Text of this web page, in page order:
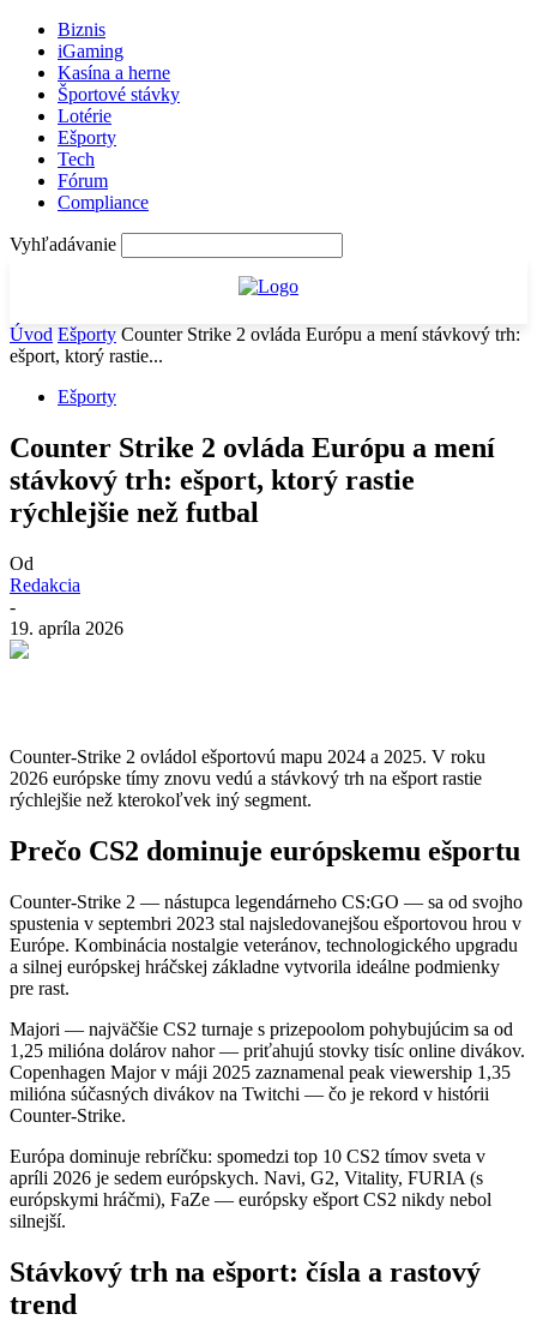
Biznis
iGaming
Kasína a herne
Športové stávky
Lotérie
Ešporty
Tech
Fórum
Compliance
Vyhľadávanie
Úvod Ešporty Counter Strike 2 ovláda Európu a mení stávkový trh:
ešport, ktorý rastie...
Ešporty
Counter Strike 2 ovláda Európu a mení
stávkový trh: ešport, ktorý rastie
rýchlejšie než futbal
Od
Redakcia
-
19. apríla 2026
Counter-Strike 2 ovládol ešportovú mapu 2024 a 2025. V roku
2026 európske tímy znovu vedú a stávkový trh na ešport rastie
rýchlejšie než kterokoľvek iný segment.
Prečo CS2 dominuje európskemu ešportu
Counter-Strike 2 — nástupca legendárneho CS:GO — sa od svojho
spustenia v septembri 2023 stal najsledovanejšou ešportovou hrou v
Európe. Kombinácia nostalgie veteránov, technologického upgradu
a silnej európskej hráčskej základne vytvorila ideálne podmienky
pre rast.
Majori — najväčšie CS2 turnaje s prizepoolom pohybujúcim sa od
1,25 milióna dolárov nahor — priťahujú stovky tisíc online divákov.
Copenhagen Major v máji 2025 zaznamenal peak viewership 1,35
milióna súčasných divákov na Twitchi — čo je rekord v histórii
Counter-Strike.
Európa dominuje rebríčku: spomedzi top 10 CS2 tímov sveta v
apríli 2026 je sedem európskych. Navi, G2, Vitality, FURIA (s
európskymi hráčmi), FaZe — európsky ešport CS2 nikdy nebol
silnejší.
Stávkový trh na ešport: čísla a rastový
trend